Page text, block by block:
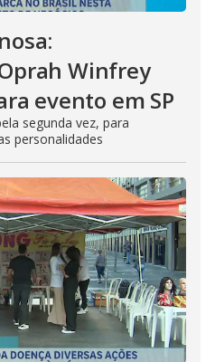
Winfrey
evento em SP
segunda vez, para
personalidades